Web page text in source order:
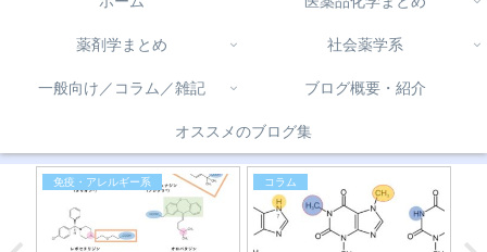
薬剤学まとめ 社会薬学系
一般向け／コラム／雑記 ブログ概要・紹介
オススメのブログ集
免疫・アレルギー系 コラム